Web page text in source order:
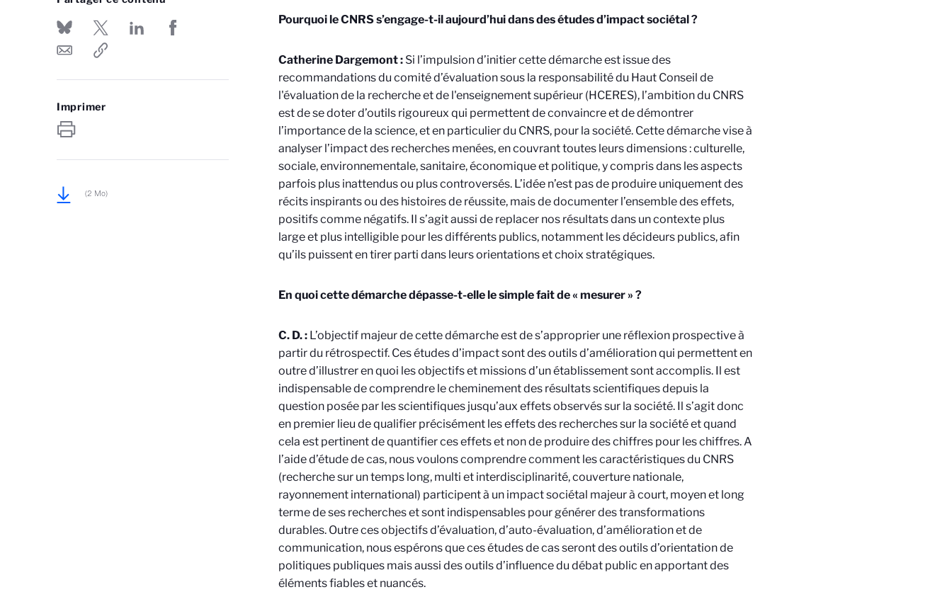
Imprimer
(2 Mo)
Pourquoi le CNRS s’engage-t-il aujourd’hui dans des études d’impact sociétal ?
Catherine Dargemont :Si l’impulsion d’initier cette démarche est issue des
recommandations du comité d’évaluation sous la responsabilité du Haut Conseil de
l'évaluation de la recherche et de l'enseignement supérieur (HCERES), l’ambition du CNRS
est de se doter d’outils rigoureux qui permettent de convaincre et de démontrer
l’importance de la science, et en particulier du CNRS, pour la société. Cette démarche vise à
analyser l’impact des recherches menées, en couvrant toutes leurs dimensions : culturelle,
sociale, environnementale, sanitaire, économique et politique, y compris dans les aspects
parfois plus inattendus ou plus controversés. L’idée n’est pas de produire uniquement des
récits inspirants ou des histoires de réussite, mais de documenter l’ensemble des effets,
positifs comme négatifs. Il s’agit aussi de replacer nos résultats dans un contexte plus
large et plus intelligible pour les différents publics, notamment les décideurs publics, afin
qu’ils puissent en tirer parti dans leurs orientations et choix stratégiques.
En quoi cette démarche dépasse-t-elle le simple fait de « mesurer » ?
C. D. :L’objectif majeur de cette démarche est de s’approprier une réflexion prospective à
partir du rétrospectif. Ces études d’impact sont des outils d’amélioration qui permettent en
outre d’illustrer en quoi les objectifs et missions d’un établissement sont accomplis. Il est
indispensable de comprendre le cheminement des résultats scientifiques depuis la
question posée par les scientifiques jusqu’aux effets observés sur la société. Il s’agit donc
en premier lieu de qualifier précisément les effets des recherches sur la société et quand
cela est pertinent de quantifier ces effets et non de produire des chiffres pour les chiffres. A
l’aide d’étude de cas, nous voulons comprendre comment les caractéristiques du CNRS
(recherche sur un temps long, multi et interdisciplinarité, couverture nationale,
rayonnement international) participent à un impact sociétal majeur à court, moyen et long
terme de ses recherches et sont indispensables pour générer des transformations
durables. Outre ces objectifs d’évaluation, d’auto-évaluation, d’amélioration et de
communication, nous espérons que ces études de cas seront des outils d’orientation de
politiques publiques mais aussi des outils d’influence du débat public en apportant des
éléments fiables et nuancés.